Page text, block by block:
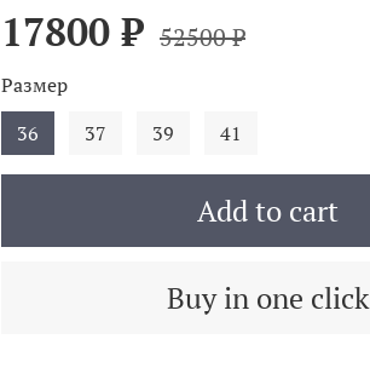
17800 ₽ 52500 ₽
Add to cart
Buy in one click
Размер
36
37 39 41